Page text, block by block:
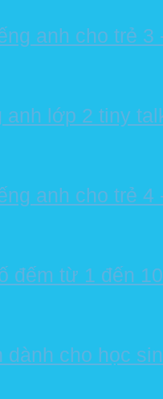
anh cho trẻ
anh lớp 2 tiny
anh cho trẻ
đếm từ 1 đến
dành cho học